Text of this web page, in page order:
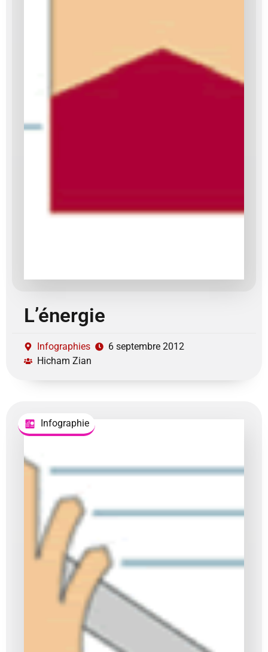
L’énergie
Infographies
6 septembre 2012
Hicham Zian
Infographie